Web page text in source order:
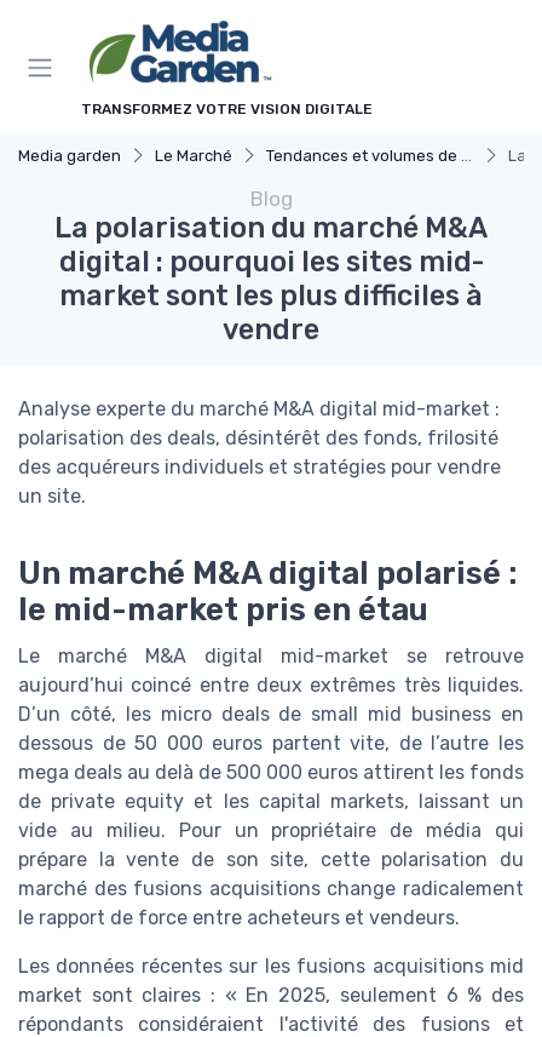
TRANSFORMEZ VOTRE VISION DIGITALE
Media garden Le Marché Tendances et volumes de transactions La
Blog
La polarisation du marché M&A
digital : pourquoi les sites mid-
market sont les plus difficiles à
vendre
Analyse experte du marché M&A digital mid-market :
polarisation des deals, désintérêt des fonds, frilosité
des acquéreurs individuels et stratégies pour vendre
un site.
Un marché M&A digital polarisé :
le mid-market pris en étau
Le marché M&A digital mid-market se retrouve
aujourd’hui coincé entre deux extrêmes très liquides.
D’un côté, les micro deals de small mid business en
dessous de 50 000 euros partent vite, de l’autre les
mega deals au delà de 500 000 euros attirent les fonds
de private equity et les capital markets, laissant un
vide au milieu. Pour un propriétaire de média qui
prépare la vente de son site, cette polarisation du
marché des fusions acquisitions change radicalement
le rapport de force entre acheteurs et vendeurs.
Les données récentes sur les fusions acquisitions mid
market sont claires : « En 2025, seulement 6 % des
répondants considéraient l'activité des fusions et